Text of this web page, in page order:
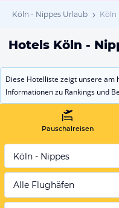
Köln - Nippes Urlaub Köln
Hotels Köln -
Diese Hotelliste zeigt unsere am
Informationen zu Rankings und
Pauschalreisen
Köln - Nippes
Alle Flughäfen